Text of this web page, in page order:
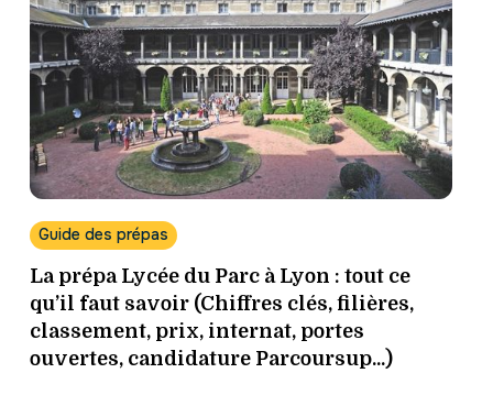
Guide des prépas
La prépa Lycée du Parc à Lyon : tout ce
qu’il faut savoir (Chiffres clés, filières,
classement, prix, internat, portes
ouvertes, candidature Parcoursup...)